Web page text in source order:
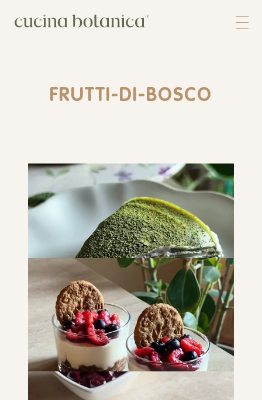
Shop
ContattiFRUTTI-DI-BOSCO
Torta mille crêpes al matcha
DOLCI SNACK E MERENDE